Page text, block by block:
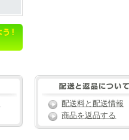
配送料と配送情報
商品を返品する